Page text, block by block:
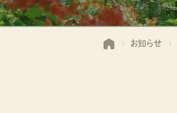
お知らせ